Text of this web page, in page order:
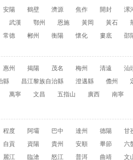
安陽 鶴壁 濟源 焦作 開封
漯
武漢 鄂州 恩施 黃岡 黃石
常德 郴州 衡陽 懷化 婁底 邵
惠州 揭陽 茂名 梅州 清遠
汕
縣
昌江黎族自治縣 澄邁縣 儋州
萬寧 文昌 五指山 廣西
南寧
程度 阿壩 巴中 達州 德陽
甘
自貢 資陽 貴州 安順 畢節
六
麗江 臨滄 怒江 普洱 曲靖 文